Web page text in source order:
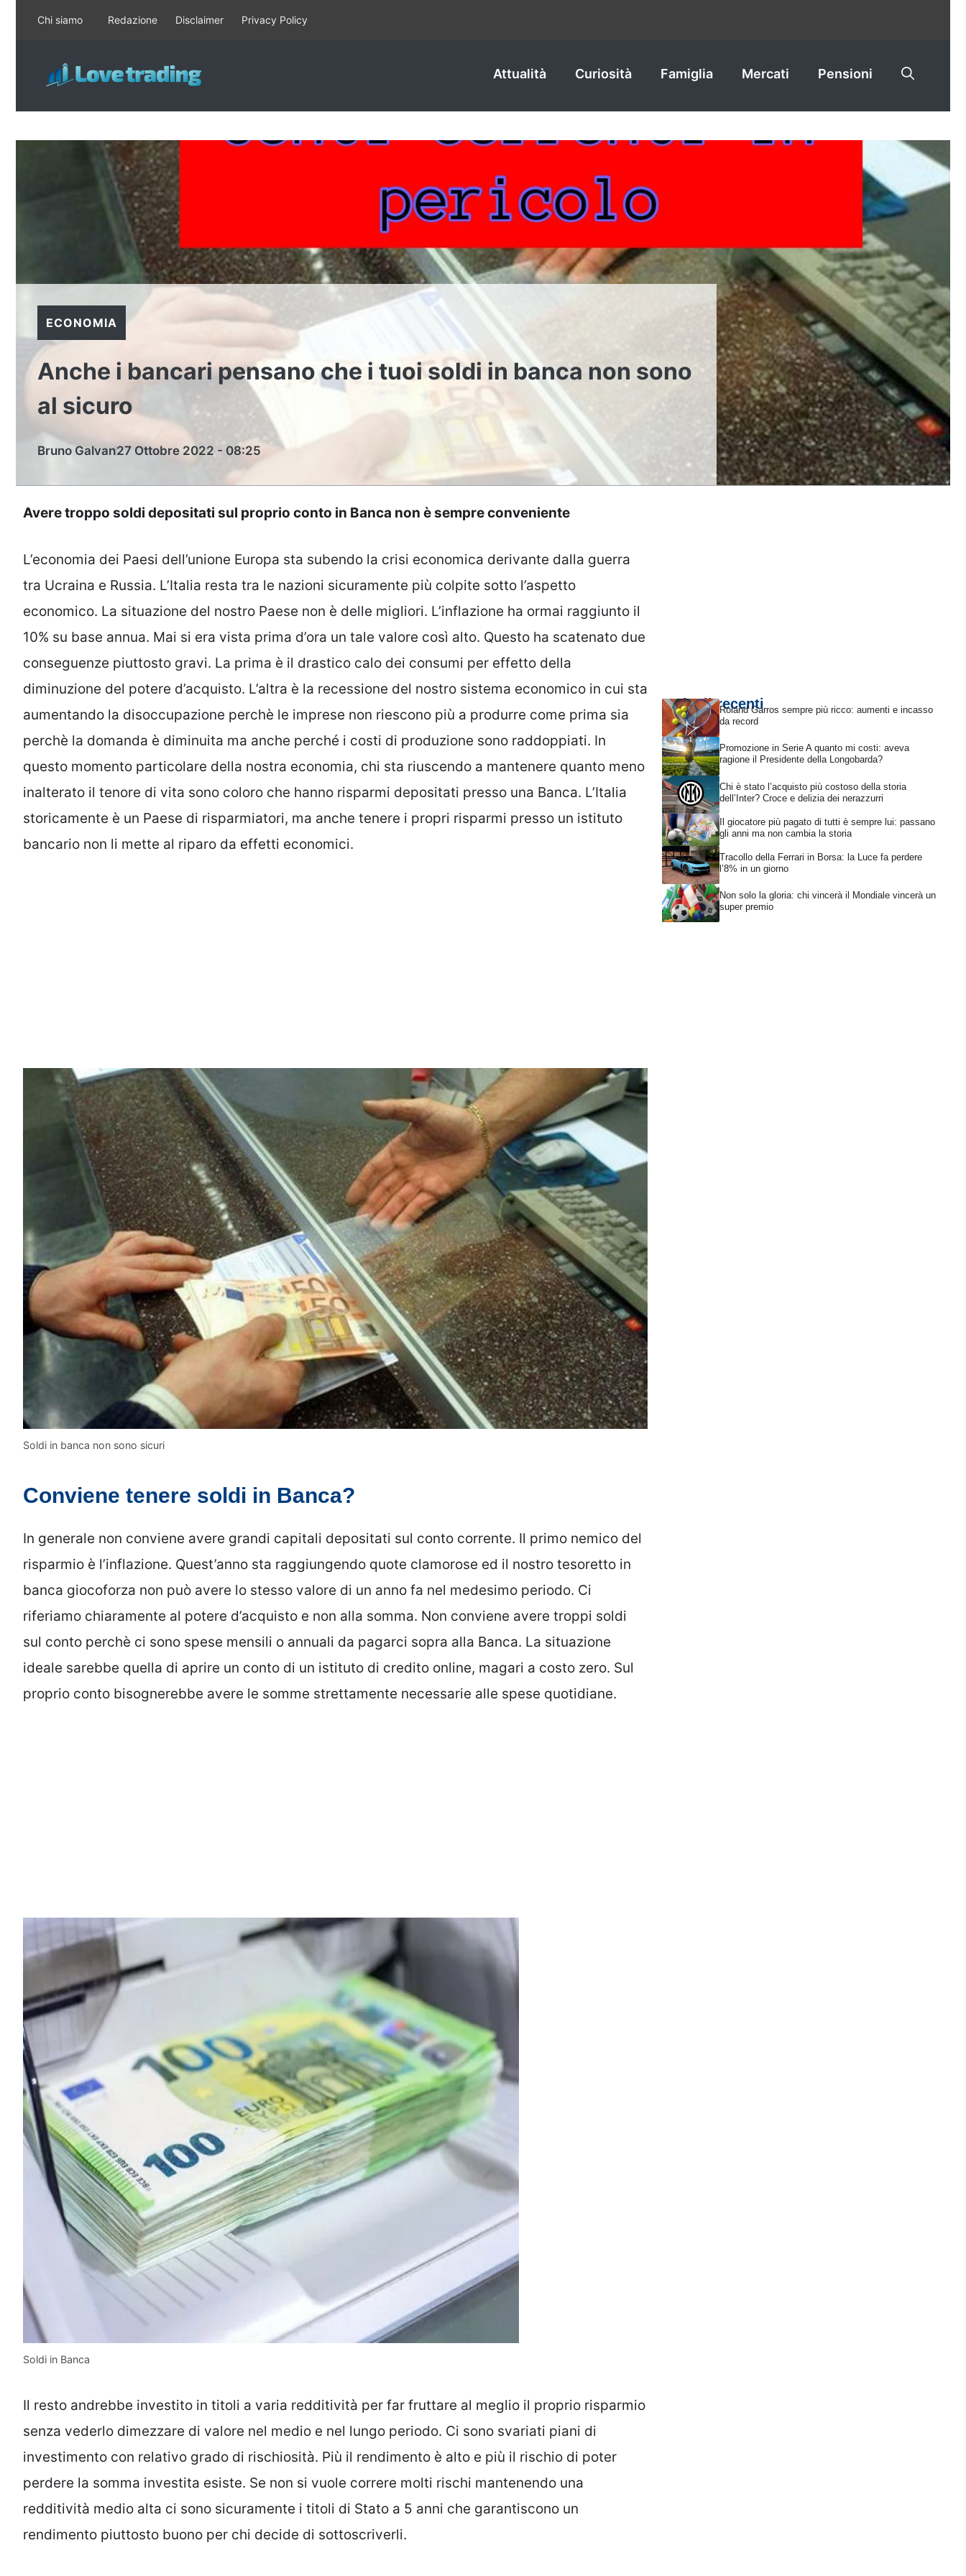
contenuto
Chi siamo Redazione Disclaimer Privacy Policy
Attualità Curiosità Famiglia Mercati Pensioni
ECONOMIA
Anche i bancari pensano che i tuoi soldi in banca non sono
al sicuro
Bruno Galvan27 Ottobre 2022 - 08:25
Avere troppo soldi depositati sul proprio conto in Banca non è sempre conveniente
L’economia dei Paesi dell’unione Europa sta subendo la crisi economica derivante dalla guerra
tra Ucraina e Russia. L’Italia resta tra le nazioni sicuramente più colpite sotto l’aspetto
economico. La situazione del nostro Paese non è delle migliori. L’inflazione ha ormai raggiunto il
10% su base annua. Mai si era vista prima d’ora un tale valore così alto. Questo ha scatenato due
conseguenze piuttosto gravi. La prima è il drastico calo dei consumi per effetto della
diminuzione del potere d’acquisto. L’altra è la recessione del nostro sistema economico in cui sta
aumentando la disoccupazione perchè le imprese non riescono più a produrre come prima sia
perchè la domanda è diminuita ma anche perché i costi di produzione sono raddoppiati. In
questo momento particolare della nostra economia, chi sta riuscendo a mantenere quanto meno
inalterato il tenore di vita sono coloro che hanno risparmi depositati presso una Banca. L’Italia
storicamente è un Paese di risparmiatori, ma anche tenere i propri risparmi presso un istituto
bancario non li mette al riparo da effetti economici.
Soldi in banca non sono sicuri
Conviene tenere soldi in Banca?
In generale non conviene avere grandi capitali depositati sul conto corrente. Il primo nemico del
risparmio è l’inflazione. Quest’anno sta raggiungendo quote clamorose ed il nostro tesoretto in
banca giocoforza non può avere lo stesso valore di un anno fa nel medesimo periodo. Ci
riferiamo chiaramente al potere d’acquisto e non alla somma. Non conviene avere troppi soldi
sul conto perchè ci sono spese mensili o annuali da pagarci sopra alla Banca. La situazione
ideale sarebbe quella di aprire un conto di un istituto di credito online, magari a costo zero. Sul
proprio conto bisognerebbe avere le somme strettamente necessarie alle spese quotidiane.
Soldi in Banca
Il resto andrebbe investito in titoli a varia redditività per far fruttare al meglio il proprio risparmio
senza vederlo dimezzare di valore nel medio e nel lungo periodo. Ci sono svariati piani di
investimento con relativo grado di rischiosità. Più il rendimento è alto e più il rischio di poter
perdere la somma investita esiste. Se non si vuole correre molti rischi mantenendo una
redditività medio alta ci sono sicuramente i titoli di Stato a 5 anni che garantiscono un
rendimento piuttosto buono per chi decide di sottoscriverli.
Articoli recentiRoland Garros sempre più ricco: aumenti e incasso
da record
Promozione in Serie A quanto mi costi: aveva
ragione il Presidente della Longobarda?
Chi è stato l’acquisto più costoso della storia
dell’Inter? Croce e delizia dei nerazzurri
Il giocatore più pagato di tutti è sempre lui: passano
gli anni ma non cambia la storia
Tracollo della Ferrari in Borsa: la Luce fa perdere
l’8% in un giorno
Non solo la gloria: chi vincerà il Mondiale vincerà un
super premio